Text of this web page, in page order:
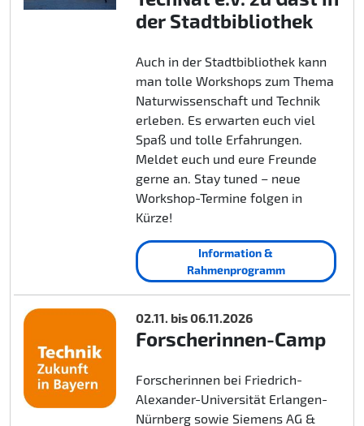
der Stadtbibliothek
Auch in der Stadtbibliothek kann
man tolle Workshops zum Thema
Naturwissenschaft und Technik
erleben. Es erwarten euch viel
Spaß und tolle Erfahrungen.
Meldet euch und eure Freunde
gerne an. Stay tuned – neue
Workshop-Termine folgen in
Kürze!
Information &
Rahmenprogramm
02.11. bis 06.11.2026
Forscherinnen-Camp
Forscherinnen bei Friedrich-
Alexander-Universität Erlangen-
Nürnberg sowie Siemens AG &